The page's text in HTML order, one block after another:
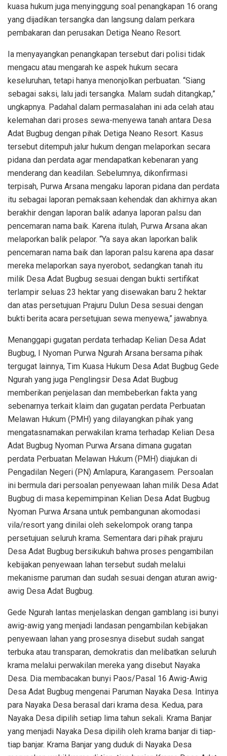
kuasa hukum juga menyinggung soal penangkapan 16 orang
yang dijadikan tersangka dan langsung dalam perkara
pembakaran dan perusakan Detiga Neano Resort.
Ia menyayangkan penangkapan tersebut dari polisi tidak
mengacu atau mengarah ke aspek hukum secara
keseluruhan, tetapi hanya menonjolkan perbuatan. “Siang
sebagai saksi, lalu jadi tersangka. Malam sudah ditangkap,”
ungkapnya. Padahal dalam permasalahan ini ada celah atau
kelemahan dari proses sewa-menyewa tanah antara Desa
Adat Bugbug dengan pihak Detiga Neano Resort. Kasus
tersebut ditempuh jalur hukum dengan melaporkan secara
pidana dan perdata agar mendapatkan kebenaran yang
menderang dan keadilan. Sebelumnya, dikonfirmasi
terpisah, Purwa Arsana mengaku laporan pidana dan perdata
itu sebagai laporan pemaksaan kehendak dan akhirnya akan
berakhir dengan laporan balik adanya laporan palsu dan
pencemaran nama baik. Karena itulah, Purwa Arsana akan
melaporkan balik pelapor. “Ya saya akan laporkan balik
pencemaran nama baik dan laporan palsu karena apa dasar
mereka melaporkan saya nyerobot, sedangkan tanah itu
milik Desa Adat Bugbug sesuai dengan bukti sertifikat
terlampir seluas 23 hektar yang disewakan baru 2 hektar
dan atas persetujuan Prajuru Dulun Desa sesuai dengan
bukti berita acara persetujuan sewa menyewa,” jawabnya.
Menanggapi gugatan perdata terhadap Kelian Desa Adat
Bugbug, I Nyoman Purwa Ngurah Arsana bersama pihak
tergugat lainnya, Tim Kuasa Hukum Desa Adat Bugbug Gede
Ngurah yang juga Penglingsir Desa Adat Bugbug
memberikan penjelasan dan membeberkan fakta yang
sebenarnya terkait klaim dan gugatan perdata Perbuatan
Melawan Hukum (PMH) yang dilayangkan pihak yang
mengatasnamakan perwakilan krama terhadap Kelian Desa
Adat Bugbug Nyoman Purwa Arsana dimana gugatan
perdata Perbuatan Melawan Hukum (PMH) diajukan di
Pengadilan Negeri (PN) Amlapura, Karangasem. Persoalan
ini bermula dari persoalan penyewaan lahan milik Desa Adat
Bugbug di masa kepemimpinan Kelian Desa Adat Bugbug
Nyoman Purwa Arsana untuk pembangunan akomodasi
vila/resort yang dinilai oleh sekelompok orang tanpa
persetujuan seluruh krama. Sementara dari pihak prajuru
Desa Adat Bugbug bersikukuh bahwa proses pengambilan
kebijakan penyewaan lahan tersebut sudah melalui
mekanisme paruman dan sudah sesuai dengan aturan awig-
awig Desa Adat Bugbug.
Gede Ngurah lantas menjelaskan dengan gamblang isi bunyi
awig-awig yang menjadi landasan pengambilan kebijakan
penyewaan lahan yang prosesnya disebut sudah sangat
terbuka atau transparan, demokratis dan melibatkan seluruh
krama melalui perwakilan mereka yang disebut Nayaka
Desa. Dia membacakan bunyi Paos/Pasal 16 Awig-Awig
Desa Adat Bugbug mengenai Paruman Nayaka Desa. Intinya
para Nayaka Desa berasal dari krama desa. Kedua, para
Nayaka Desa dipilih setiap lima tahun sekali. Krama Banjar
yang menjadi Nayaka Desa dipilih oleh krama banjar di tiap-
tiap banjar. Krama Banjar yang duduk di Nayaka Desa